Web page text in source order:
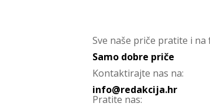
Sve naše priče pratite i na
Samo dobre priče
Kontaktirajte nas na:
info@redakcija.hr
Pratite nas: